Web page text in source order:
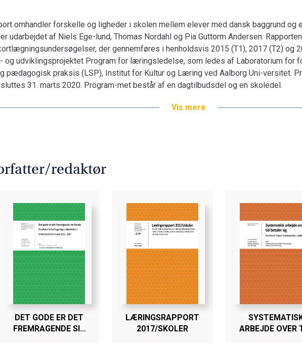
omhandler forskelle og ligheder i skolen mellem elever med dansk baggrund og
udarbejdet af Niels Ege-lund, Thomas Nordahl og Pia Guttorm Andersen.
der gennemføres i henholdsvis 2015 (T1), 2017 (T2) og
og udviklings­projektet Program for læringsledelse, som ledes af Laboratorium for
pædagogisk praksis (LSP), Institut for Kultur og Læring ved Aalborg Uni-versitet.
31. marts 2020. Program-met består af en dagtilbudsdel og en skoledel.
Vis mere
redaktør
DET GODE ER DET
FREMRAGENDE SIN
LÆRINGSRAPPORT
2017/SKOLER
ARBEJDE OVER